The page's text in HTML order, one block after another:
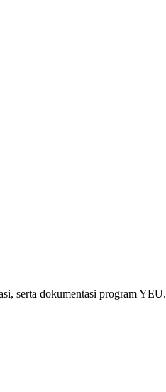
serta dokumentasi program YEU.